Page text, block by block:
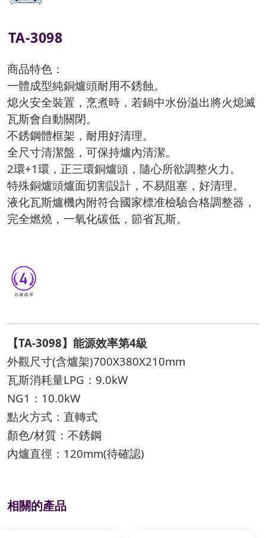
TA-3098
商品特色：
一體成型純銅爐頭耐用不銹蝕。
熄火安全裝置，烹煮時，若鍋中水份溢出將火熄滅
瓦斯會自動關閉。
不銹鋼體框架，耐用好清理。
全尺寸清潔盤，可保持爐內清潔。
2環+1環，正三環銅爐頭，隨心所欲調整火力。
特殊銅爐頭爐面切割設計，不易阻塞，好清理。
液化瓦斯爐機內附符合國家標准檢驗合格調整器，
完全燃燒，一氧化碳低，節省瓦斯。
【TA-3098】能源效率第4級
外觀尺寸(含爐架)700X380X210mm
瓦斯消耗量LPG：9.0kW
NG1：10.0kW
點火方式：直轉式
顏色/材質：不銹鋼
內爐直徑：120mm(待確認)
相關的產品